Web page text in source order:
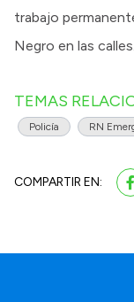
trabajo
Negro en las calles.
TEMAS
Policía RN
COMPARTIR EN: